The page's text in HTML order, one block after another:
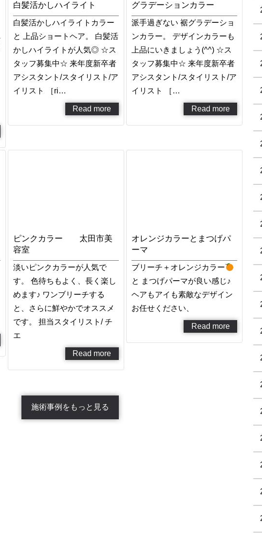
白髪活かしハイライト
白髪活かしハイライトカラー
と 上品ショートヘア。 白髪活
かしハイライトが人気◎ ☆ス
タッフ募集中☆ 来年度新卒者
アシスタント/スタイリスト/ア
イリスト ［ri…
Read more
グラデーションカラー
派手過ぎない 裾グラデーショ
ンカラー。 デザインカラーも
上品にいきましょう(^^) ☆ス
タッフ募集中☆ 来年度新卒者
アシスタント/スタイリスト/ア
イリスト ［…
Read more
ピンクカラー 太田市美
容室
淡いピンクカラーが人気で
す。 色待ちもよく、長く楽し
めます♪ ワンブリーチする
と、さらに鮮やかでオススメ
です。 担当スタイリスト/ チ
エ
Read more
オレンジカラーとまつげパ
ーマ
ブリーチ＋オレンジカラー
と まつげパーマが良い感じ♪
ヘアもアイも素敵なデザイン
お任せください、
Read more
施術事例をもっと見る